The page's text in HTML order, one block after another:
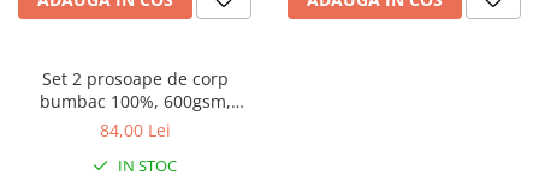
Set 2 prosoape de corp
bumbac 100%, 600gsm,
Somnart, 70x140cm, rosu
84,00 Lei
IN STOC